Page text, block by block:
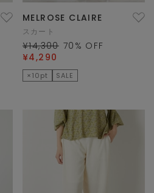
MELROSE CLAIRE
スカート
¥14,300 70 % OFF
¥4,290
×10pt SALE